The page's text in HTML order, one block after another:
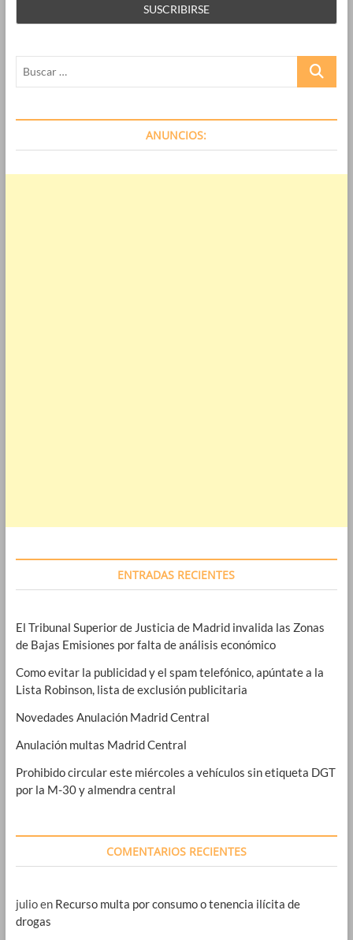
Buscar
ANUNCIOS:
ENTRADAS RECIENTES
El Tribunal Superior de Justicia de Madrid invalida las Zonas
de Bajas Emisiones por falta de análisis económico
Como evitar la publicidad y el spam telefónico, apúntate a la
Lista Robinson, lista de exclusión publicitaria
Novedades Anulación Madrid Central
Anulación multas Madrid Central
Prohibido circular este miércoles a vehículos sin etiqueta DGT
por la M-30 y almendra central
COMENTARIOS RECIENTES
julioen Recurso multa por consumo o tenencia ilícita de
drogas